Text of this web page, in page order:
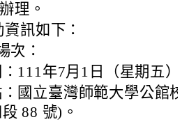
理。
訊如下：
次：
：111年7月1日（星期五）
國立臺灣師範大學公館
88 號)。